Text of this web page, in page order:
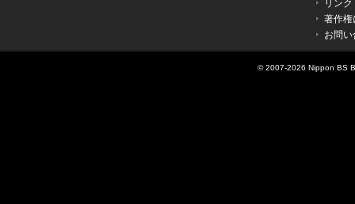
リンク
著作権
お問
© 2007-2026 Nippon BS